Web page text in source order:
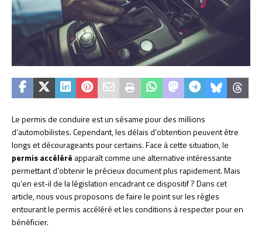
Le permis de conduire est un sésame pour des millions
d’automobilistes. Cependant, les délais d’obtention peuvent être
longs et décourageants pour certains. Face à cette situation, le
permis accéléré apparaît comme une alternative intéressante
permettant d’obtenir le précieux document plus rapidement. Mais
qu’en est-il de la législation encadrant ce dispositif ? Dans cet
article, nous vous proposons de faire le point sur les règles
entourant le permis accéléré et les conditions à respecter pour en
bénéficier.